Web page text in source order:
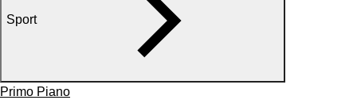
Sport
Primo Piano